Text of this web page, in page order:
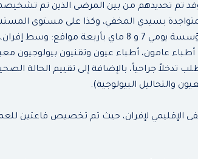
تم تحديدهم من بين المرضى الذين تم
بسيدي المخفي، وكذا على مستوى
من طرف الفرق المعبأة من طرف المؤسسة يومي 7 و
من طرف أطباء عامون، أطباء عيون وتقنيون
تدخلاً جراحياً، بالإضافة إلى تقييم الحالة
والتحاليل البيولوجية).
الإقليمي لإفران، حيث تم تخصيص قاعتين